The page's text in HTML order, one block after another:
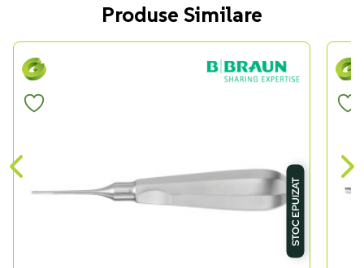
Produse Similare
STOC EPUIZAT